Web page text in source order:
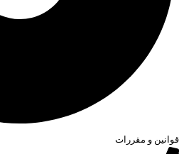
قوانین و مقررات